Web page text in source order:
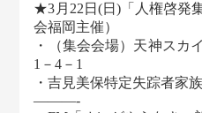
★3月22日(日)「人権啓発
会福岡主催）
・（集会会場）天神スカ
1－4－1
・吉見美保特定失踪者家
———-